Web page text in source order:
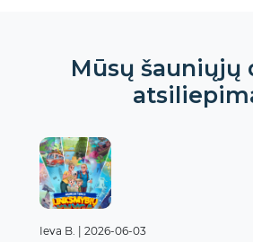
- knygoje parodoma, kad vaikas
šalia kažką, kas jį palaikys ir
jaudinanti padėka
vaiko gyvenime.
Mūsų šauniųjų
Ieva B. 2026-06-03